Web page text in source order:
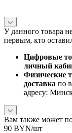
У данного товара
первым, кто
Цифровые
личный
Физические
доставка по
адресу:
Вам также может
90 BYN/шт